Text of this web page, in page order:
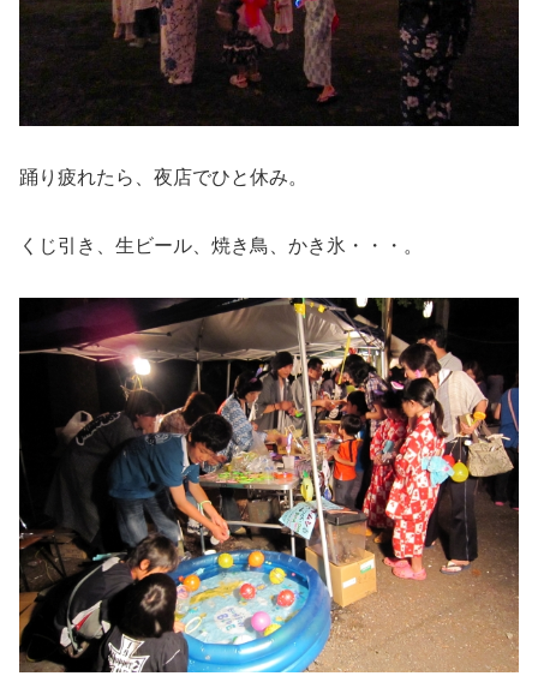
踊り疲れたら、夜店でひと休み。
くじ引き、生ビール、焼き鳥、かき氷・・・。